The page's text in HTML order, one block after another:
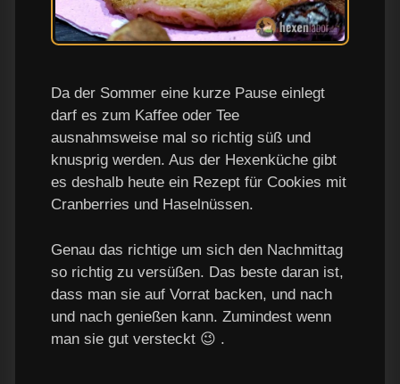
Da der Sommer eine kurze Pause einlegt
darf es zum Kaffee oder Tee
ausnahmsweise mal so richtig süß und
knusprig werden. Aus der Hexenküche gibt
es deshalb heute ein Rezept für Cookies mit
Cranberries und Haselnüssen.
Genau das richtige um sich den Nachmittag
so richtig zu versüßen. Das beste daran ist,
dass man sie auf Vorrat backen, und nach
und nach genießen kann. Zumindest wenn
man sie gut versteckt 😉 .